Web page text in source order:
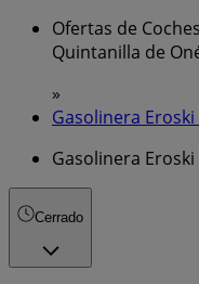
Ofertas de
Quintanilla de
»
Gasolinera
Gasolinera
Cerrado